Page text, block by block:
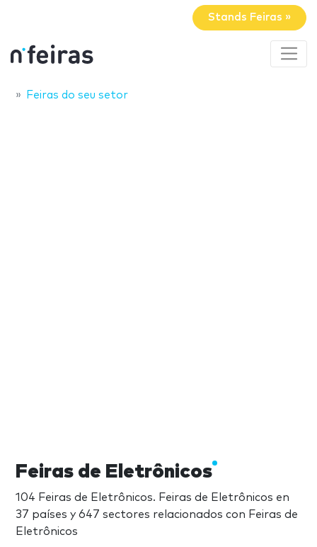
Stands Feiras »
Feiras do seu setor
Feiras de Eletrônicos
104 Feiras de Eletrônicos. Feiras de Eletrônicos en
37 países y 647 sectores relacionados con Feiras de
Eletrônicos